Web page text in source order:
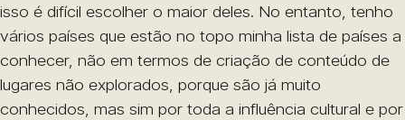
isso é difícil escolher o maior deles. No entanto, tenho
vários países que estão no topo minha lista de países a
conhecer, não em termos de criação de conteúdo de
lugares não explorados, porque são já muito
conhecidos, mas sim por toda a influência cultural e por